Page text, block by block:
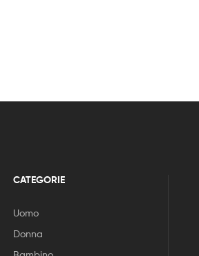
CATEGORIE
Uomo
Donna